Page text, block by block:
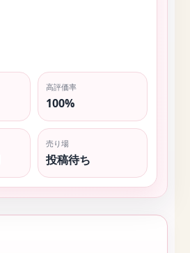
高評価率
100%
売り場
投稿待ち